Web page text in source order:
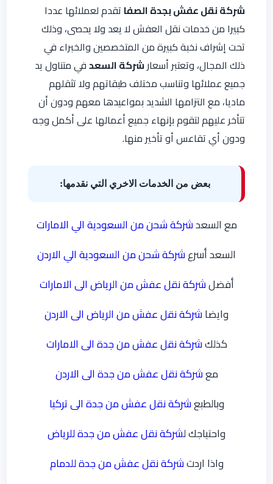
شركة نقل عفش بجدة الصفا تقدم لعملائها عددا
كبيرا من خدمات نقل العفش لا يعد ولا يحصى، وذلك
تحت إشراف نخبة كبيرة من المتخصصين والخبراء في
ذلك المجال، وتعتبر أسعارشركة السعدفي متناول يد
جميع عملائها وتناسب مختلف طبقاتهم ولا تثقلهم
ماديا، مع التزامها الشديد بمواعيدها معهم ودون أن
تتأخر عليهم لتقوم بإنهاء جميع أعمالها على أكمل وجه
ودون أي تقاعس أو تأخير منها.
بعض من الخدمات الاخري التي نقدمها:
مع السعدشركة شحن من السعودية الي الامارات
السعد أسرعشركة شحن من السعودية الي الاردن
أفضلشركة نقل عفش من الرياض الى الامارات
وايضاشركة نقل عفش من الرياض الى الاردن
كذلكشركة نقل عفش من جدة الى الامارات
معشركة نقل عفش من جدة الى الاردن
وبالطبعشركة نقل عفش من جدة الى تركيا
واحتياجك لشركة نقل عفش من جدة للرياض
واذا اردتشركة نقل عفش من جدة للدمام